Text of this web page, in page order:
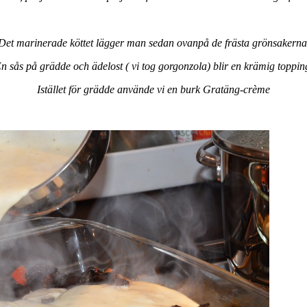
marinerade köttet lägger man sedan ovanpå de frästa
sås på grädde och ädelost ( vi tog gorgonzola) blir en krämig
Istället för grädde använde vi en burk Gratäng-crème